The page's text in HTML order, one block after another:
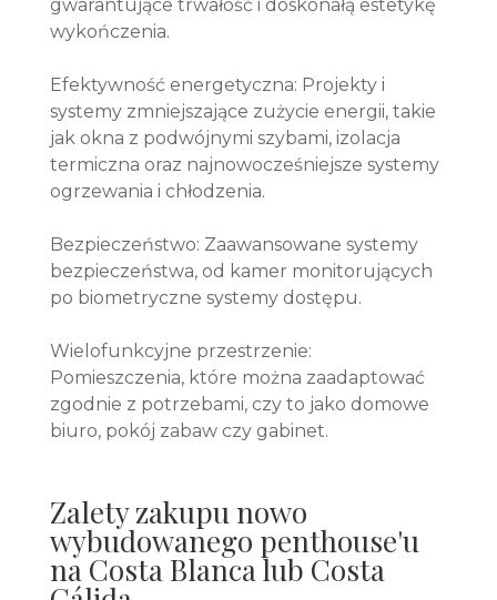
gwarantujące trwałość i doskonałą estetykę
wykończenia.
Efektywność energetyczna: Projekty i
systemy zmniejszające zużycie energii, takie
jak okna z podwójnymi szybami, izolacja
termiczna oraz najnowocześniejsze systemy
ogrzewania i chłodzenia.
Bezpieczeństwo: Zaawansowane systemy
bezpieczeństwa, od kamer monitorujących
po biometryczne systemy dostępu.
Wielofunkcyjne przestrzenie:
Pomieszczenia, które można zaadaptować
zgodnie z potrzebami, czy to jako domowe
biuro, pokój zabaw czy gabinet.
Zalety zakupu nowo
wybudowanego penthouse'u
na Costa Blanca lub Costa